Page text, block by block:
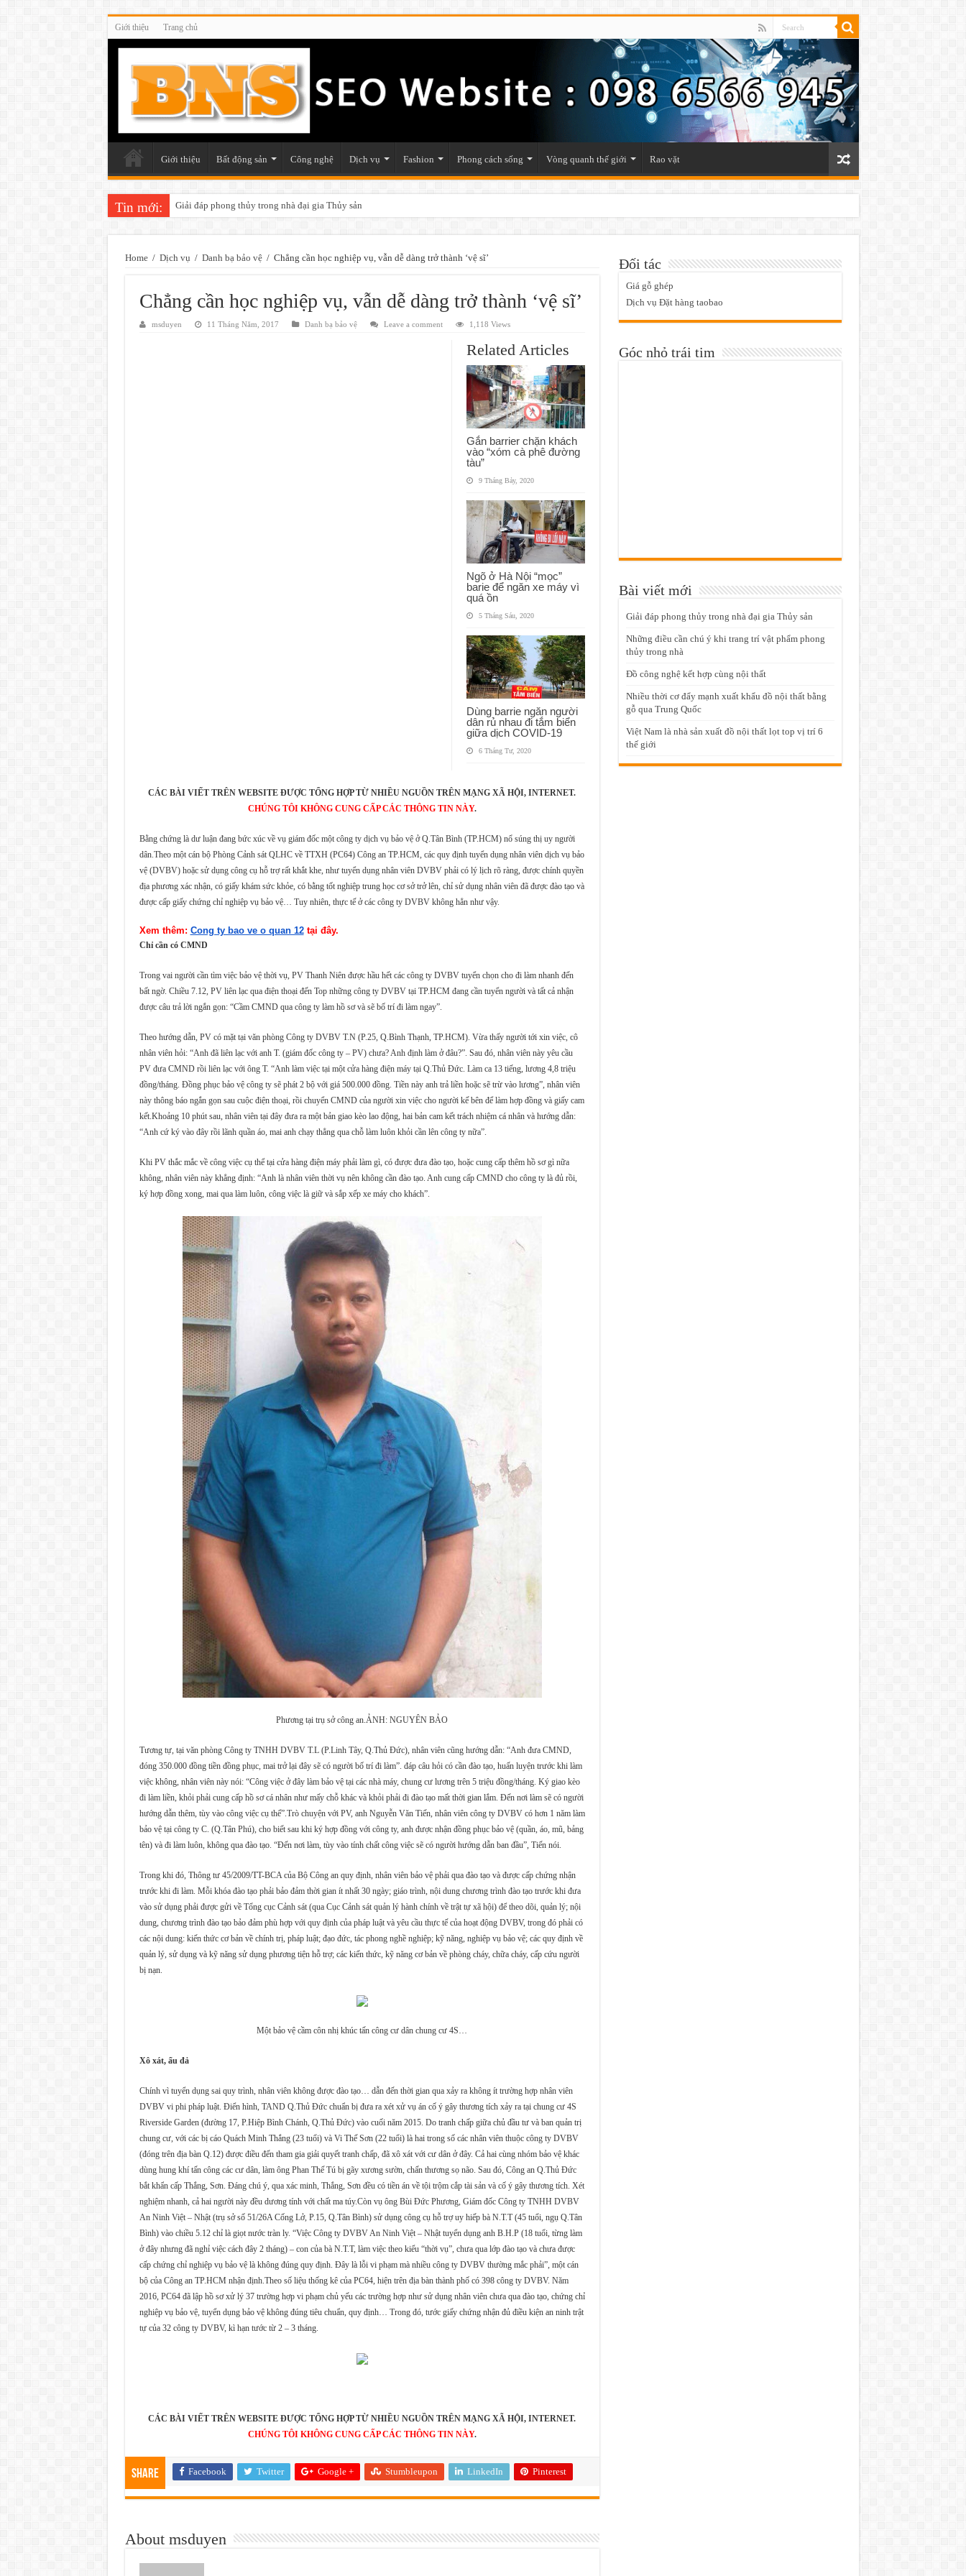
Giới thiệu Trang chủ
Giới thiệu Bất động sản Công nghệ Dịch vụ Fashion Phong cách sống Vòng quanh thế giới Rao vặt
Tin mới: Những điều cần chú ý khi trang trí vật phẩm phong thủy trong nhà
Home / Dịch vụ / Danh bạ bảo vệ / Chẳng cần học nghiệp vụ, vẫn dễ dàng trở thành ‘vệ sĩ’
Chẳng cần học nghiệp vụ, vẫn dễ dàng trở thành ‘vệ sĩ’
msduyen 11 Tháng Năm, 2017 Danh bạ bảo vệ Leave a comment 1,118 Views
Related Articles
Gắn barrier chặn khách
vào “xóm cà phê đường
tàu”
9 Tháng Bảy, 2020
Ngõ ở Hà Nội “mọc”
barie để ngăn xe máy vì
quá ồn
5 Tháng Sáu, 2020
Dùng barrie ngăn người
dân rủ nhau đi tắm biển
giữa dịch COVID-19
6 Tháng Tư, 2020
CÁC BÀI VIẾT TRÊN WEBSITE ĐƯỢC TỔNG HỢP TỪ NHIỀU NGUỒN TRÊN MẠNG XÃ HỘI, INTERNET.
CHÚNG TÔI KHÔNG CUNG CẤP CÁC THÔNG TIN NÀY.
Bằng chứng là dư luận đang bức xúc về vụ giám đốc một công ty dịch vụ bảo vệ ở Q.Tân Bình (TP.HCM) nổ súng thị uy người
dân.Theo một cán bộ Phòng Cảnh sát QLHC về TTXH (PC64) Công an TP.HCM, các quy định tuyển dụng nhân viên dịch vụ bảo
vệ (DVBV) hoặc sử dụng công cụ hỗ trợ rất khắt khe, như tuyển dụng nhân viên DVBV phải có lý lịch rõ ràng, được chính quyền
địa phương xác nhận, có giấy khám sức khỏe, có bằng tốt nghiệp trung học cơ sở trở lên, chỉ sử dụng nhân viên đã được đào tạo và
được cấp giấy chứng chỉ nghiệp vụ bảo vệ… Tuy nhiên, thực tế ở các công ty DVBV không hẳn như vậy.
Xem thêm: Cong ty bao ve o quan 12 tại đây.
Chỉ cần có CMND
Trong vai người cần tìm việc bảo vệ thời vụ, PV Thanh Niên được hầu hết các công ty DVBV tuyển chọn cho đi làm nhanh đến
bất ngờ. Chiều 7.12, PV liên lạc qua điện thoại đến Top những công ty DVBV tại TP.HCM đang cần tuyển người và tất cả nhận
được câu trả lời ngắn gọn: “Cầm CMND qua công ty làm hồ sơ và sẽ bố trí đi làm ngay”.
Theo hướng dẫn, PV có mặt tại văn phòng Công ty DVBV T.N (P.25, Q.Bình Thạnh, TP.HCM). Vừa thấy người tới xin việc, cô
nhân viên hỏi: “Anh đã liên lạc với anh T. (giám đốc công ty – PV) chưa? Anh định làm ở đâu?”. Sau đó, nhân viên này yêu cầu
PV đưa CMND rồi liên lạc với ông T. “Anh làm việc tại một cửa hàng điện máy tại Q.Thủ Đức. Làm ca 13 tiếng, lương 4,8 triệu
đồng/tháng. Đồng phục bảo vệ công ty sẽ phát 2 bộ với giá 500.000 đồng. Tiền này anh trả liền hoặc sẽ trừ vào lương”, nhân viên
này thông báo ngắn gọn sau cuộc điện thoại, rồi chuyển CMND của người xin việc cho người kế bên để làm hợp đồng và giấy cam
kết.Khoảng 10 phút sau, nhân viên tại đây đưa ra một bản giao kèo lao động, hai bản cam kết trách nhiệm cá nhân và hướng dẫn:
“Anh cứ ký vào đây rồi lãnh quần áo, mai anh chạy thẳng qua chỗ làm luôn khỏi cần lên công ty nữa”.
Khi PV thắc mắc về công việc cụ thể tại cửa hàng điện máy phải làm gì, có được đưa đào tạo, hoặc cung cấp thêm hồ sơ gì nữa
không, nhân viên này khẳng định: “Anh là nhân viên thời vụ nên không cần đào tạo. Anh cung cấp CMND cho công ty là đủ rồi,
ký hợp đồng xong, mai qua làm luôn, công việc là giữ và sắp xếp xe máy cho khách”.
Phương tại trụ sở công an.ẢNH: NGUYÊN BẢO
Tương tự, tại văn phòng Công ty TNHH DVBV T.L (P.Linh Tây, Q.Thủ Đức), nhân viên cũng hướng dẫn: “Anh đưa CMND,
đóng 350.000 đồng tiền đồng phục, mai trở lại đây sẽ có người bố trí đi làm”. đáp câu hỏi có cần đào tạo, huấn luyện trước khi làm
việc không, nhân viên này nói: “Công việc ở đây làm bảo vệ tại các nhà máy, chung cư lương trên 5 triệu đồng/tháng. Ký giao kèo
đi làm liền, khỏi phải cung cấp hồ sơ cá nhân như mấy chỗ khác và khỏi phải đi đào tạo mất thời gian lắm. Đến nơi làm sẽ có người
hướng dẫn thêm, tùy vào công việc cụ thể”.Trò chuyện với PV, anh Nguyễn Văn Tiến, nhân viên công ty DVBV có hơn 1 năm làm
bảo vệ tại công ty C. (Q.Tân Phú), cho biết sau khi ký hợp đồng với công ty, anh được nhận đồng phục bảo vệ (quần, áo, mũ, bảng
tên) và đi làm luôn, không qua đào tạo. “Đến nơi làm, tùy vào tính chất công việc sẽ có người hướng dẫn ban đầu”, Tiến nói.
Trong khi đó, Thông tư 45/2009/TT-BCA của Bộ Công an quy định, nhân viên bảo vệ phải qua đào tạo và được cấp chứng nhận
trước khi đi làm. Mỗi khóa đào tạo phải bảo đảm thời gian ít nhất 30 ngày; giáo trình, nội dung chương trình đào tạo trước khi đưa
vào sử dụng phải được gửi về Tổng cục Cảnh sát (qua Cục Cảnh sát quản lý hành chính về trật tự xã hội) để theo dõi, quản lý; nội
dung, chương trình đào tạo bảo đảm phù hợp với quy định của pháp luật và yêu cầu thực tế của hoạt động DVBV, trong đó phải có
các nội dung: kiến thức cơ bản về chính trị, pháp luật; đạo đức, tác phong nghề nghiệp; kỹ năng, nghiệp vụ bảo vệ; các quy định về
quản lý, sử dụng và kỹ năng sử dụng phương tiện hỗ trợ; các kiến thức, kỹ năng cơ bản về phòng cháy, chữa cháy, cấp cứu người
bị nạn.
Một bảo vệ cầm côn nhị khúc tấn công cư dân chung cư 4S…
Xô xát, ẩu đả
Chính vì tuyển dụng sai quy trình, nhân viên không được đào tạo… dẫn đến thời gian qua xảy ra không ít trường hợp nhân viên
DVBV vi phi pháp luật. Điển hình, TAND Q.Thủ Đức chuẩn bị đưa ra xét xử vụ án cố ý gây thương tích xảy ra tại chung cư 4S
Riverside Garden (đường 17, P.Hiệp Bình Chánh, Q.Thủ Đức) vào cuối năm 2015. Do tranh chấp giữa chủ đầu tư và ban quản trị
chung cư, với các bị cáo Quách Minh Thắng (23 tuổi) và Vi Thế Sơn (22 tuổi) là hai trong số các nhân viên thuộc công ty DVBV
(đóng trên địa bàn Q.12) được điều đến tham gia giải quyết tranh chấp, đã xô xát với cư dân ở đây. Cả hai cùng nhóm bảo vệ khác
dùng hung khí tấn công các cư dân, làm ông Phan Thế Tú bị gãy xương sườn, chấn thương sọ não. Sau đó, Công an Q.Thủ Đức
bắt khẩn cấp Thắng, Sơn. Đáng chú ý, qua xác minh, Thắng, Sơn đều có tiền án về tội trộm cắp tài sản và cố ý gây thương tích. Xét
nghiệm nhanh, cả hai người này đều dương tính với chất ma túy.Còn vụ ông Bùi Đức Phương, Giám đốc Công ty TNHH DVBV
An Ninh Việt – Nhật (trụ sở số 51/26A Cống Lở, P.15, Q.Tân Bình) sử dụng công cụ hỗ trợ uy hiếp bà N.T.T (45 tuổi, ngụ Q.Tân
Bình) vào chiều 5.12 chỉ là giọt nước tràn ly. “Việc Công ty DVBV An Ninh Việt – Nhật tuyển dụng anh B.H.P (18 tuổi, từng làm
ở đây nhưng đã nghỉ việc cách đây 2 tháng) – con của bà N.T.T, làm việc theo kiểu “thời vụ”, chưa qua lớp đào tạo và chưa được
cấp chứng chỉ nghiệp vụ bảo vệ là không đúng quy định. Đây là lỗi vi phạm mà nhiều công ty DVBV thường mắc phải”, một cán
bộ của Công an TP.HCM nhận định.Theo số liệu thống kê của PC64, hiện trên địa bàn thành phố có 398 công ty DVBV. Năm
2016, PC64 đã lập hồ sơ xử lý 37 trường hợp vi phạm chủ yếu các trường hợp như sử dụng nhân viên chưa qua đào tạo, chứng chỉ
nghiệp vụ bảo vệ, tuyển dụng bảo vệ không đúng tiêu chuẩn, quy định… Trong đó, tước giấy chứng nhận đủ điều kiện an ninh trật
tự của 32 công ty DVBV, kì hạn tước từ 2 – 3 tháng.
CÁC BÀI VIẾT TRÊN WEBSITE ĐƯỢC TỔNG HỢP TỪ NHIỀU NGUỒN TRÊN MẠNG XÃ HỘI, INTERNET.
CHÚNG TÔI KHÔNG CUNG CẤP CÁC THÔNG TIN NÀY.
Share Facebook Twitter Google + Stumbleupon LinkedIn Pinterest
About msduyen
Đối tác
Giá gỗ ghép
Dịch vụ Đặt hàng taobao
Góc nhỏ trái tim
Bài viết mới
Giải đáp phong thủy trong nhà đại gia Thủy sản
Những điều cần chú ý khi trang trí vật phẩm phong
thủy trong nhà
Đồ công nghệ kết hợp cùng nội thất
Nhiều thời cơ đẩy mạnh xuất khẩu đồ nội thất bằng
gỗ qua Trung Quốc
Việt Nam là nhà sản xuất đồ nội thất lọt top vị trí 6
thế giới